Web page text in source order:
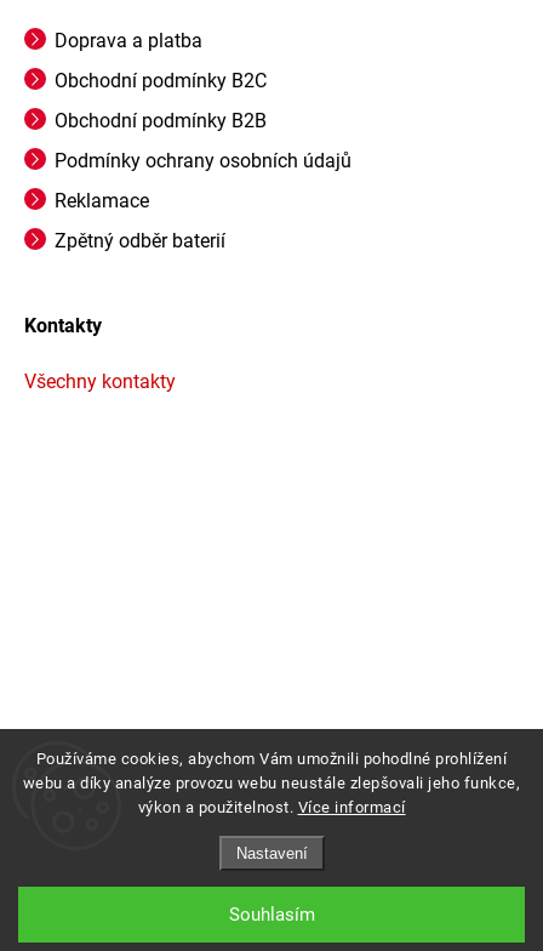
Používáme cookies, abychom Vám umožnili pohodlné prohlížení
webu a díky analýze provozu webu neustále zlepšovali jeho funkce,
výkon a použitelnost. Více informací
Nastavení
Souhlasím
Doprava a platba
Obchodní podmínky B2C
Obchodní podmínky B2B
Podmínky ochrany osobních údajů
Reklamace
Zpětný odběr baterií
Kontakty
Všechny kontakty
Profigrass.cz. Všechna práva vyhrazena.
Grafický návrh vytvořil a nakódoval